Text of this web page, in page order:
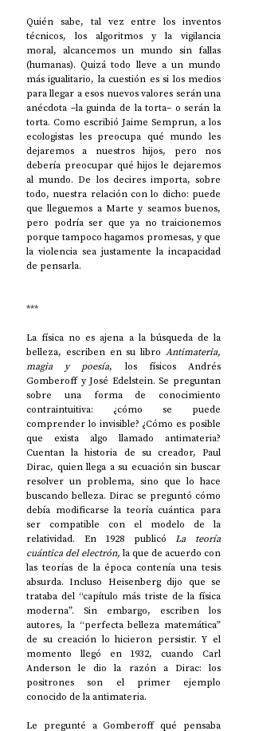
Quién sabe, tal vez entre los inventos
técnicos, los algoritmos y la vigilancia
moral, alcancemos un mundo sin fallas
(humanas). Quizá todo lleve a un mundo
más igualitario, la cuestión es si los medios
para llegar a esos nuevos valores serán una
anécdota –la guinda de la torta– o serán la
torta. Como escribió Jaime Semprun, a los
ecologistas les preocupa qué mundo les
dejaremos a nuestros hijos, pero nos
debería preocupar qué hijos le dejaremos
al mundo. De los decires importa, sobre
todo, nuestra relación con lo dicho: puede
que lleguemos a Marte y seamos buenos,
pero podría ser que ya no traicionemos
porque tampoco hagamos promesas, y que
la violencia sea justamente la incapacidad
de pensarla.
***
La física no es ajena a la búsqueda de la
belleza, escriben en su libro Antimateria,
magia y poesía, los físicos Andrés
Gomberoff y José Edelstein. Se preguntan
sobre una forma de conocimiento
contraintuitiva: ¿cómo se puede
comprender lo invisible? ¿Cómo es posible
que exista algo llamado antimateria?
Cuentan la historia de su creador, Paul
Dirac, quien llega a su ecuación sin buscar
resolver un problema, sino que lo hace
buscando belleza. Dirac se preguntó cómo
debía modificarse la teoría cuántica para
ser compatible con el modelo de la
relatividad. En 1928 publicó La teoría
cuántica del electrón, la que de acuerdo con
las teorías de la época contenía una tesis
absurda. Incluso Heisenberg dijo que se
trataba del “capítulo más triste de la física
moderna”. Sin embargo, escriben los
autores, la “perfecta belleza matemática”
de su creación lo hicieron persistir. Y el
momento llegó en 1932, cuando Carl
Anderson le dio la razón a Dirac: los
positrones son el primer ejemplo
conocido de la antimateria.
Le pregunté a Gomberoff qué pensaba